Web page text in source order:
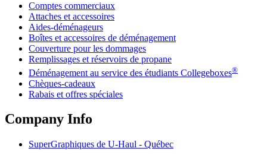
Comptes commerciaux
Attaches et accessoires
Aides-déménageurs
Boîtes et accessoires de déménagement
Couverture pour les dommages
Remplissages et réservoirs de propane
Déménagement au service des étudiants Collegeboxes®
Chèques-cadeaux
Rabais et offres spéciales
Company Info
SuperGraphiques de U-Haul - Québec